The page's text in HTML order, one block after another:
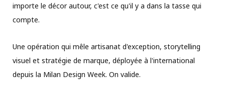
importe le décor autour, c'est ce qu'il y a dans la tasse qui
compte.
Une opération qui mêle artisanat d'exception, storytelling
visuel et stratégie de marque, déployée à l'international
depuis la Milan Design Week. On valide.